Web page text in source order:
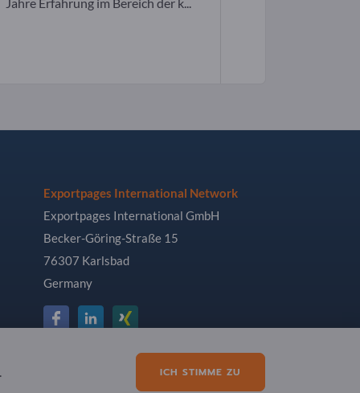
Exportpages International Network
Exportpages International GmbH
Becker-Göring-Straße 15
76307 Karlsbad
Germany
ICH STIMME ZU